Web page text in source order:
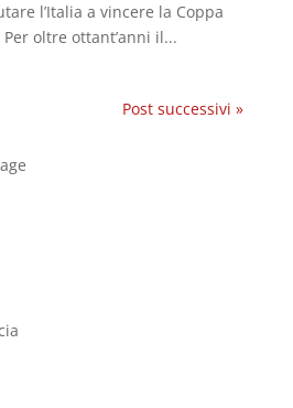
l’Italia a vincere la Coppa
oltre ottant’anni il...
Post successivi »